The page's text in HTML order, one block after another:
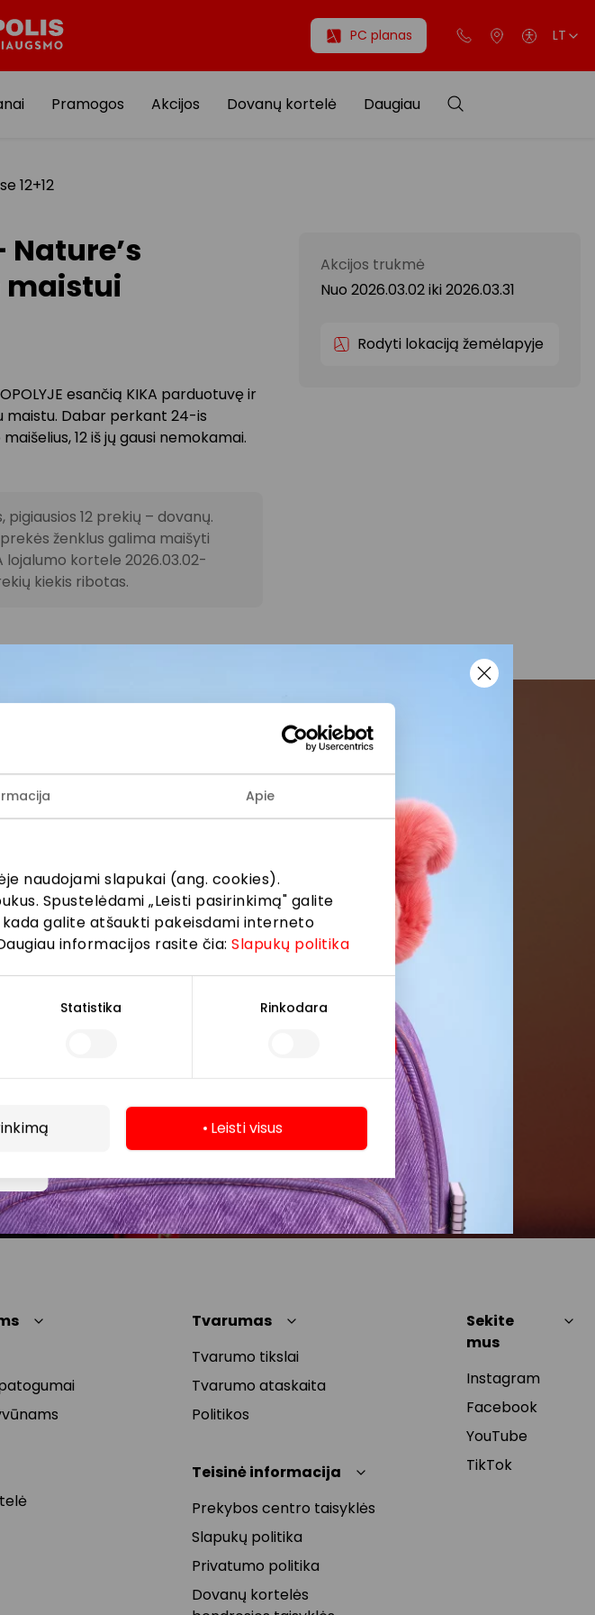
Apie
naudojami slapukai (ang. cookies).
Spustelėdami „Leisti pasirinkimą" galite
galite atšaukti pakeisdami interneto
informacijos rasite čia:Slapukų politika
Statistika Rinkodara
Leisti visus
PC planas LT
Pramogos Akcijos Dovanų kortelė Daugiau
12+12
Nature’s
maistui
esančią KIKA parduotuvę ir
maistu. Dabar perkant 24-is
12 iš jų gausi nemokamai.
12 prekių – dovanų.
ženklus galima maišyti
lojalumo kortele 2026.03.02-
kiekis ribotas.
Akcijos trukmė
Nuo 2026.03.02iki 2026.03.31
Rodyti lokaciją žemėlapyje
bendruomenės
renginius ir naujausią informaciją iš
Tvarumas
Tvarumo tikslai
Tvarumo ataskaita
Politikos
Teisinė informacija
Prekybos centro taisyklės
Slapukų politika
Privatumo politika
Dovanų kortelės
Sekite
mus
Instagram
Facebook
YouTube
TikTok